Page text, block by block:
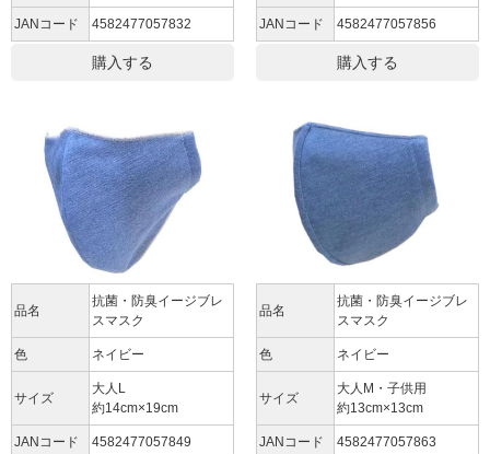
JANコード 4582477057832
購入する
JANコード 4582477057856
購入する
品名
抗菌・防臭イージブレ
スマスク
色 ネイビー
サイズ
大人L
約14cm×19cm
JANコード 4582477057849
品名
抗菌・防臭イージブレ
スマスク
色 ネイビー
サイズ
大人M・子供用
約13cm×13cm
JANコード 4582477057863